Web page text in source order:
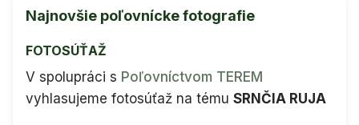
Najnovšie poľovnícke fotografie
FOTOSÚŤAŽ
V spolupráci s Poľovníctvom TEREM
vyhlasujeme fotosúťaž na tému SRNČIA RUJA